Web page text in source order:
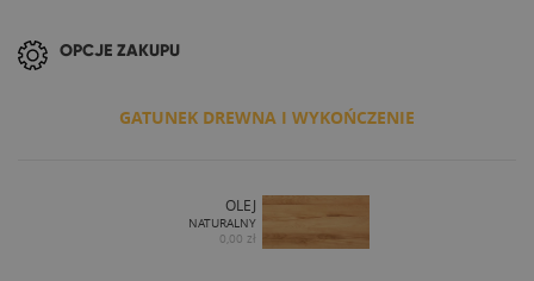
OPCJE ZAKUPU
GATUNEK DREWNA I WYKOŃCZENIE
OLEJ
NATURALNY
0,00 zł